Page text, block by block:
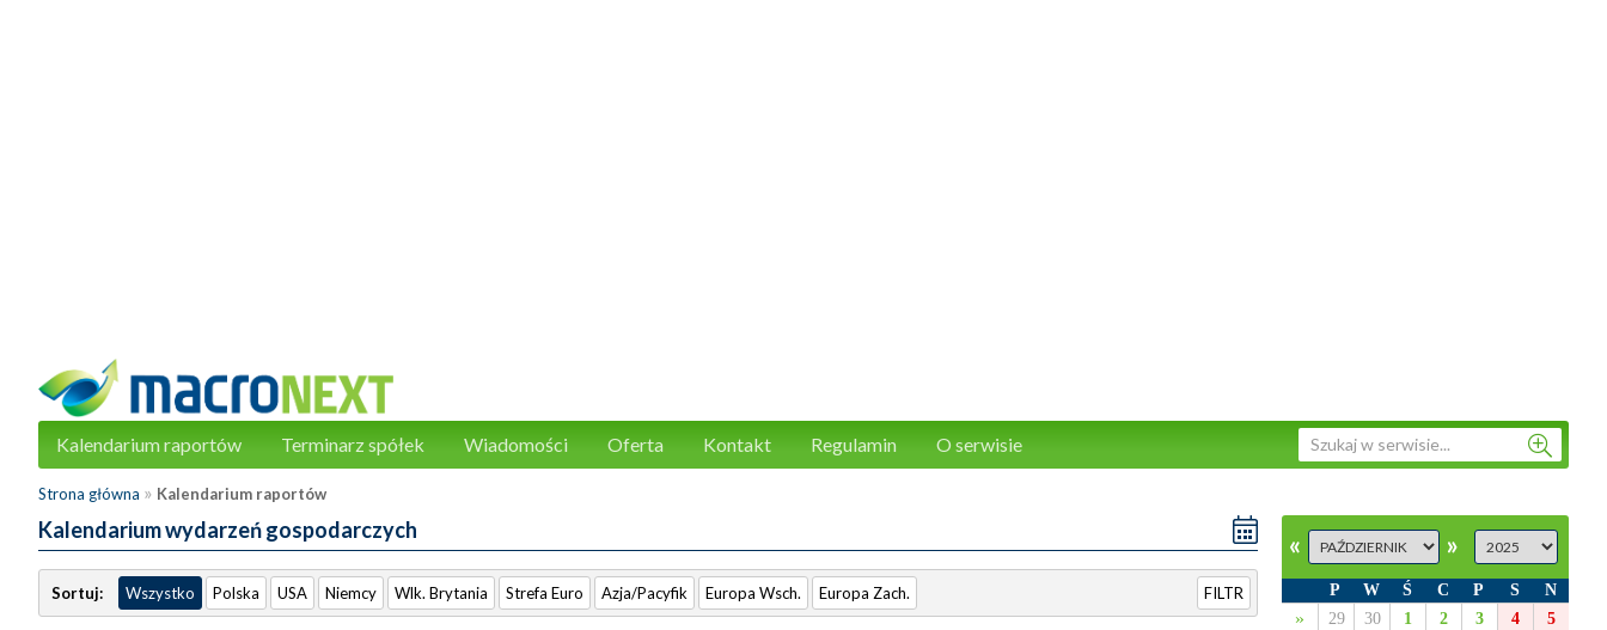
Kalendarium raportów Terminarz spółek Wiadomości Oferta Kontakt Regulamin O serwisie
Strona główna » Kalendarium raportów
Kalendarium wydarzeń gospodarczych
Sortuj: Wszystko Polska USA Niemcy Wlk. Brytania Strefa Euro Azja/Pacyfik Europa Wsch. Europa Zach. FILTR
« »
» 29 30 1 2 3 4 5
P W Ś C P S N